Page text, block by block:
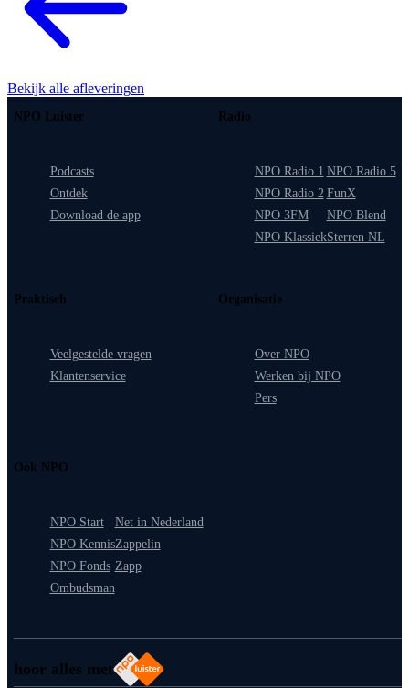
Bekijk alle afleveringen
hoor alles met
NPO Luister
Podcasts
Ontdek
Download de app
Radio
NPO Radio 1
NPO Radio 2
NPO 3FM
NPO Klassiek
NPO Radio 5
FunX
NPO Blend
Sterren NL
Praktisch
Veelgestelde vragen
Klantenservice
Organisatie
Over NPO
Werken bij NPO
Pers
Ook NPO
NPO Start
NPO Kennis
NPO Fonds
Ombudsman
Net in Nederland
Zappelin
Zapp